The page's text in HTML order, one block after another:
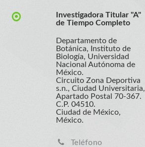
Investigadora Titular "A"
de Tiempo Completo
Departamento de
Botánica, Instituto de
Biología, Universidad
Nacional Autónoma de
México.
Circuito Zona Deportiva
s.n., Ciudad Universitaria,
Apartado Postal 70-367.
C.P. 04510.
Ciudad de México,
México.
Teléfono